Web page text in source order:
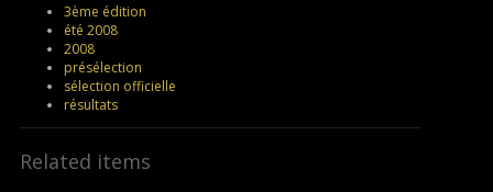
3ème édition
été 2008
2008
présélection
sélection officielle
résultats
Related items